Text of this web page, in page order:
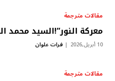
مقالات مترجمة
معركة النور”!السيد محمد
10 أبريل,2026 فرات علوان
مقالات مترجمة